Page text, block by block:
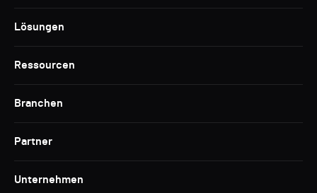
Lösungen
Ressourcen
Branchen
Partner
Unternehmen